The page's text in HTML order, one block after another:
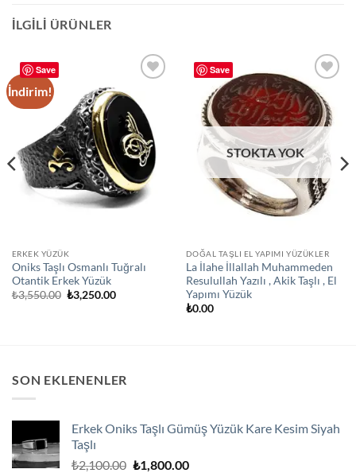
İLGILI ÜRÜNLER
Save
İndirim!
wishlist
ERKEK YÜZÜK
Oniks Taşlı Osmanlı Tuğralı
Otantik Erkek Yüzük
₺3,550.00 Orijinal
fiyat:
₺3,250.00Şu
Save
Add to
wishlist
STOKTA YOK
DOĞAL TAŞLI EL YAPIMI YÜZÜKLER
La İlahe İllallah Muhammeden
Resulullah Yazılı , Akik Taşlı , El
Yapımı Yüzük
₺0.00
SON EKLENENLER
Erkek Oniks Taşlı Gümüş Yüzük Kare Kesim Siyah
Taşlı
₺2,100.00 Orijinal
₺1,800.00Şu